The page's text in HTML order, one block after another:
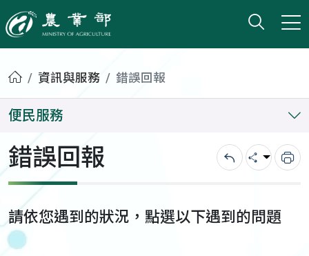
農業部
打開
小版
首頁資訊與服務 錯誤回報
便民服務
錯誤回報 回上一頁
分享 列
請依您遇到的狀況，點選以下遇到的問題